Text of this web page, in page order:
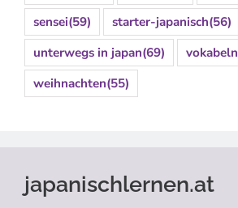
sensei(59) starter-japanisch(56)
unterwegs in japan(69) vokabeln
weihnachten(55)
japanischlernen.at